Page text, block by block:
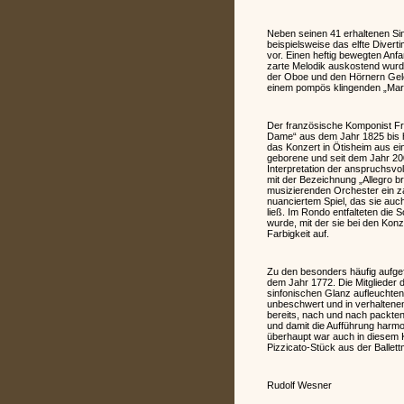
Neben seinen 41 erhaltenen
beispielsweise das elfte
vor. Einen heftig bewegten
zarte Melodik auskostend
der Oboe und den Hörnern
einem pompös klingenden
Der französische Komponist
Dame“ aus dem Jahr 1825
das Konzert in Ötisheim aus
geborene und seit dem Jahr
Interpretation der
mit der Bezeichnung „Allegro
musizierenden Orchester ein
nuanciertem Spiel, das sie
ließ. Im Rondo entfalteten die
wurde, mit der sie bei den
Farbigkeit auf.
Zu den besonders häufig
dem Jahr 1772. Die Mitglieder
sinfonischen Glanz
unbeschwert und in
bereits, nach und nach
und damit die Aufführung
überhaupt war auch in diesem
Pizzicato-Stück aus der
Rudolf Wesner